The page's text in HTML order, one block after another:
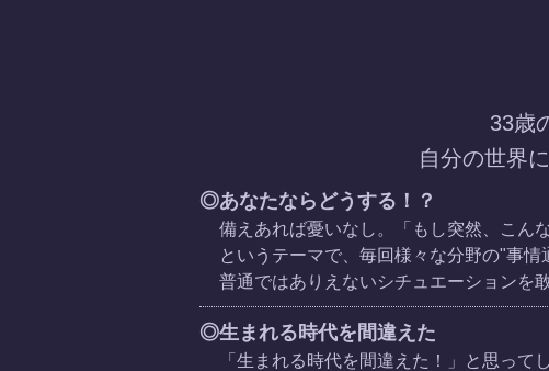
33歳
自分の世界
◎あなたならどうする！？
備えあれば憂いなし。「もし突然、こん
というテーマで、毎回様々な分野の"事
普通ではありえないシチュエーションを
◎生まれる時代を間違えた
「生まれる時代を間違えた！」と思って